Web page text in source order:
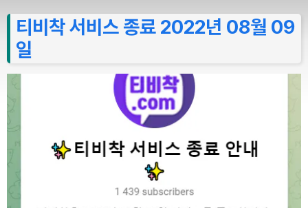
티비착 서비스 종료 2022년 08월 09
일